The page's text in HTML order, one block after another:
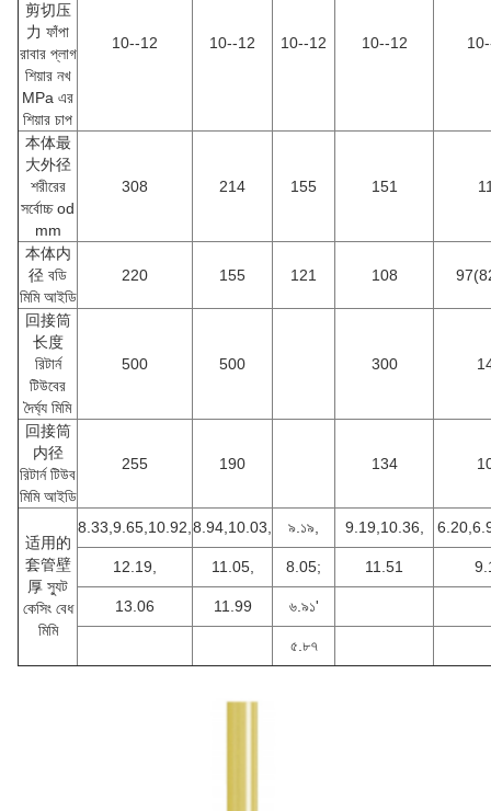
剪切压
力 ফাঁপা
রাবার প্লাগ
শিয়ার নখ
MPa এর
শিয়ার চাপ
10--12 10--12 10--12 10--12
本体最
大外径
শরীরের
সর্বোচ্চ od
mm
308 214 155 151
本体内
径 বডি
মিমি আইডি
220 155 121 108
回接筒
长度
রিটার্ন
টিউবের
দৈর্ঘ্য মিমি
500 500 300
回接筒
内径
রিটার্ন টিউব
মিমি আইডি
255 190 134
适用的
套管壁
厚 স্যুট
কেসিং বেধ
মিমি
8.33,9.65,10.92, 8.94,10.03, ৯.১৯, 9.19,10.36,
12.19, 11.05, 8.05; 11.51
13.06 11.99 ৬.৯১'
৫.৮৭